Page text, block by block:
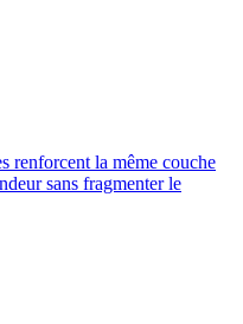
renforcent la même couche
sans fragmenter le